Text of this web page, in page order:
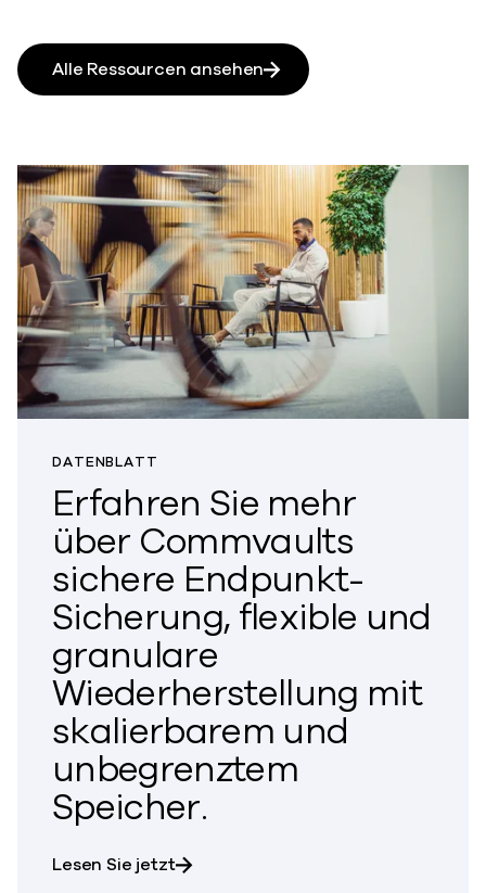
Alle Ressourcen ansehen
DATENBLATT
Erfahren Sie mehr
über Commvaults
sichere Endpunkt-
Sicherung, flexible und
granulare
Wiederherstellung mit
skalierbarem und
unbegrenztem
Speicher.
Lesen Sie jetztmehr über Commvaults sichere